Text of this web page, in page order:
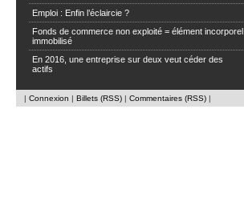
Emploi : Enfin l’éclaircie ?
Fonds de commerce non exploité = élément incorporel
immobilisé
En 2016, une entreprise sur deux veut céder des
actifs
| Connexion | Billets (RSS) | Commentaires (RSS) |